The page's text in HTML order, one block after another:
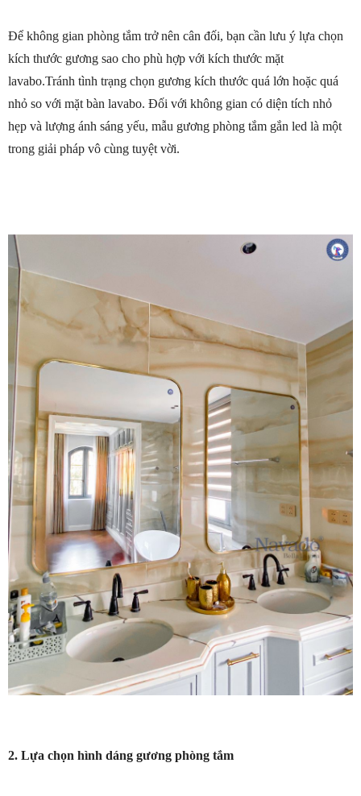
Để không gian phòng tắm trở nên cân đối, bạn cần lưu ý lựa chọn
kích thước gương sao cho phù hợp với kích thước mặt
lavabo.Tránh tình trạng chọn gương kích thước quá lớn hoặc quá
nhỏ so với mặt bàn lavabo. Đối với không gian có diện tích nhỏ
hẹp và lượng ánh sáng yếu, mẫu gương phòng tắm gắn led là một
trong giải pháp vô cùng tuyệt vời.
2. Lựa chọn hình dáng gương phòng tắm